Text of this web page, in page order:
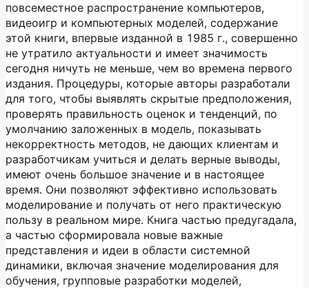
повсеместное распространение компьютеров,
видеоигр и компьютерных моделей, содержание
этой книги, впервые изданной в 1985 г., совершенно
не утратило актуальности и имеет значимость
сегодня ничуть не меньше, чем во времена первого
издания. Процедуры, которые авторы разработали
для того, чтобы выявлять скрытые предположения,
проверять правильность оценок и тенденций, по
умолчанию заложенных в модель, показывать
некорректность методов, не дающих клиентам и
разработчикам учиться и делать верные выводы,
имеют очень большое значение и в настоящее
время. Они позволяют эффективно использовать
моделирование и получать от него практическую
пользу в реальном мире. Книга частью предугадала,
а частью сформировала новые важные
представления и идеи в области системной
динамики, включая значение моделирования для
обучения, групповые разработки моделей,